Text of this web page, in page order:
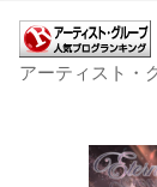
アーティスト・